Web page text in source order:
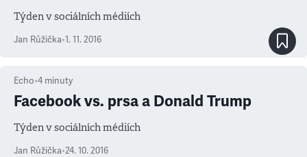
Týden v sociálních médiích
Jan Růžička•1. 11. 2016
Echo•4 minuty
Facebook vs. prsa a Donald Trump
Týden v sociálních médiích
Jan Růžička•24. 10. 2016